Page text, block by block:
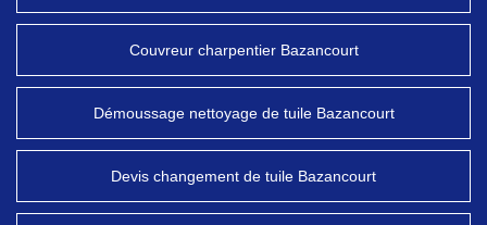
Couvreur charpentier Bazancourt
Démoussage nettoyage de tuile Bazancourt
Devis changement de tuile Bazancourt